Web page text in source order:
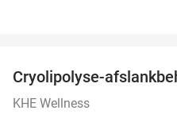
Cryolipolyse-
KHE Wellness